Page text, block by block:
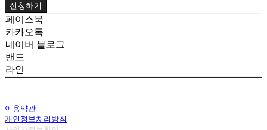
신청하기
페이스북
카카오톡
네이버 블로그
밴드
라인
이용약관
개인정보처리방침